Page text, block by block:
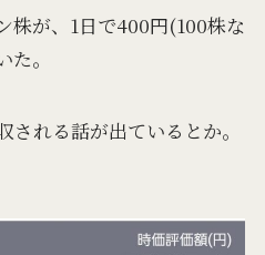
株が、1日で400円(100株な
。
れる話が出ているとか。